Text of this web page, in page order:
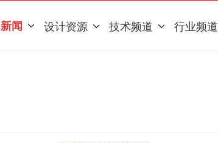
新闻 设计资源 技术频道 行业频道